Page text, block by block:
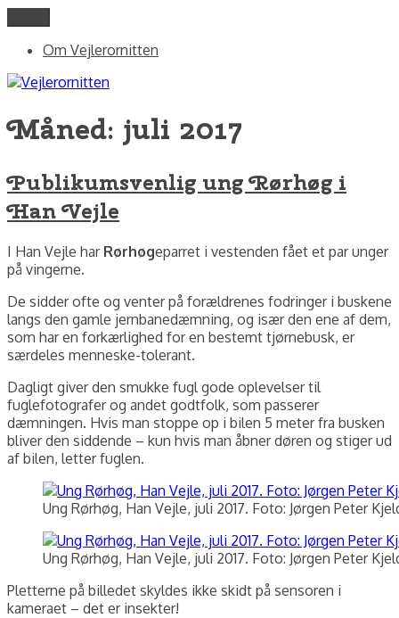
indhold
Vejlerornitten
fotos og skriblerier af Jørgen Peter Kjeldsen/ornit.dk
Om Vejlerornitten
Måned: juli 2017
Publikumsvenlig ung Rørhøg i
Han Vejle
I Han Vejle har Rørhøgeparret i vestenden fået et par unger
på vingerne.
De sidder ofte og venter på forældrenes fodringer i buskene
langs den gamle jernbanedæmning, og især den ene af dem,
som har en forkærlighed for en bestemt tjørnebusk, er
særdeles menneske-tolerant.
Dagligt giver den smukke fugl gode oplevelser til
fuglefotografer og andet godtfolk, som passerer
dæmningen. Hvis man stoppe op i bilen 5 meter fra busken
bliver den siddende – kun hvis man åbner døren og stiger ud
af bilen, letter fuglen.
Ung Rørhøg, Han Vejle, juli 2017. Foto: Jørgen Peter
Ung Rørhøg, Han Vejle, juli 2017. Foto: Jørgen Peter
Pletterne på billedet skyldes ikke skidt på sensoren i
kameraet – det er insekter!